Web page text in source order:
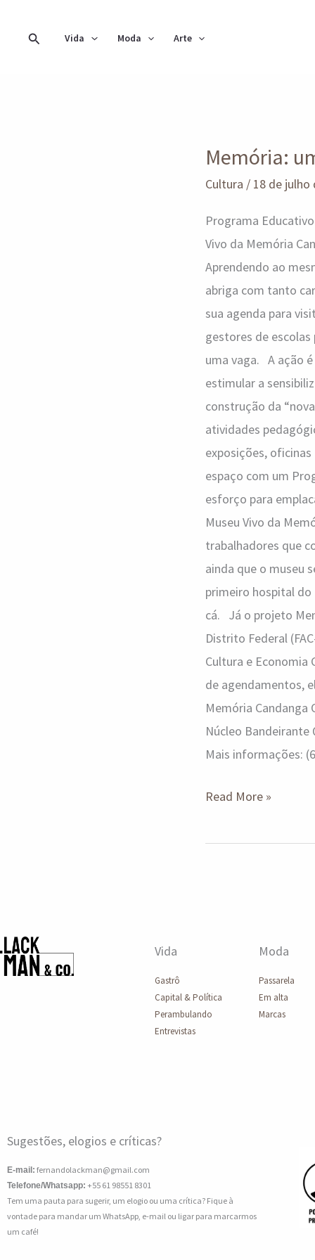
Pesquisar
Vida Moda Arte
Memória:
Cultura / 18 de
Programa
Vivo da Memória
Aprendendo ao
abriga com tanto
sua agenda para
gestores de
uma vaga. A ação
estimular a
construção da
atividades
exposições,
espaço com um
esforço para
Museu Vivo da
trabalhadores que
ainda que o museu
primeiro hospital do
cá. Já o projeto
Distrito Federal
Cultura e Economia
de agendamentos,
Memória Candanga
Núcleo Bandeirante
Mais informações:
um
convite
conhecer
a
história
de
BSB
Read More »
Vida
Gastrô
Capital & Política
Perambulando
Entrevistas
Moda
Passarela
Em alta
Marcas
Sugestões, elogios e críticas?
E-mail: fernandolackman@gmail.com
Telefone/Whatsapp: +55 61 98551 8301
Tem uma pauta para sugerir, um elogio ou uma crítica? Fique à
vontade para mandar um WhatsApp, e-mail ou ligar para marcarmos
um café!